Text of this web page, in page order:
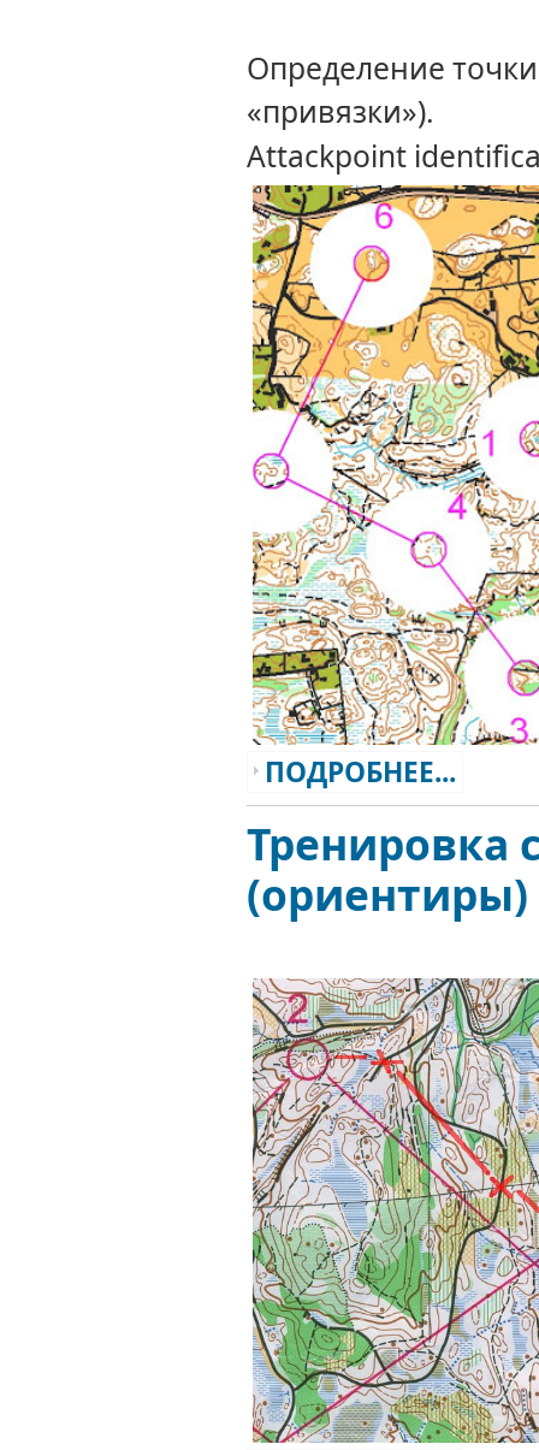
Определение
«привязки»).
Attackpoint
ПОДРОБНЕЕ...
Тренировка
(ориентиры)